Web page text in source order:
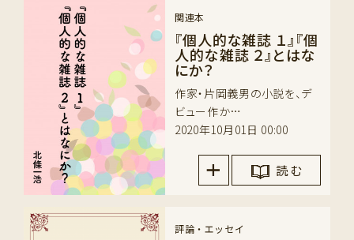
関連本
『個人的な雑誌 １』『個
人的な雑誌 ２』とはな
にか？
作家・片岡義男の小説を、デ
ビュー作か…
2020年10月01日 00:00
読 む
評論・エッセイ